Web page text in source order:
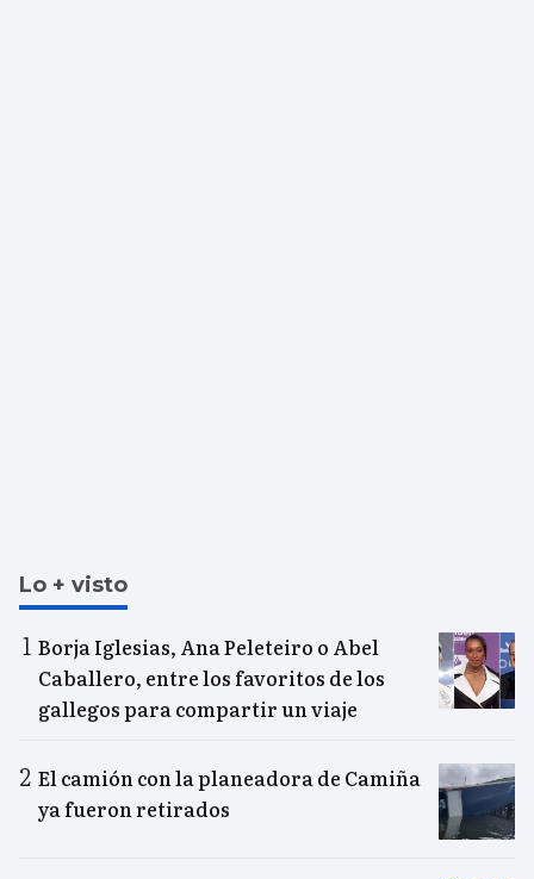
Lo + visto
Borja Iglesias, Ana Peleteiro o Abel
Caballero, entre los favoritos de los
gallegos para compartir un viaje
El camión con la planeadora de Camiña
ya fueron retirados